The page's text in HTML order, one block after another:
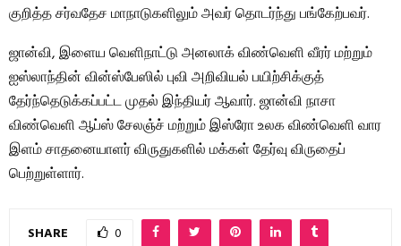
குறித்த சர்வதேச மாநாடுகளிலும் அவர் தொடர்ந்து பங்கேற்பவர்.
ஜான்வி, இளைய வெளிநாட்டு அனலாக் விண்வெளி வீரர் மற்றும்
ஐஸ்லாந்தின் வின்ஸ்பேஸில் புவி அறிவியல் பயிற்சிக்குத்
தேர்ந்தெடுக்கப்பட்ட முதல் இந்தியர் ஆவார். ஜான்வி நாசா
விண்வெளி ஆப்ஸ் சேலஞ்ச் மற்றும் இஸ்ரோ உலக விண்வெளி வார
இளம் சாதனையாளர் விருதுகளில் மக்கள் தேர்வு விருதைப்
பெற்றுள்ளார்.
SHARE 0